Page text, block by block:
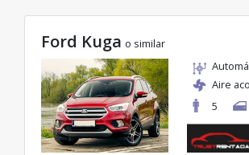
Ford Kuga o similar
Aire
5